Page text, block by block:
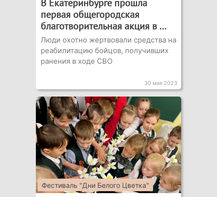
В Екатеринбурге прошла
первая общегородская
благотворительная акция в ...
Люди охотно жертвовали средства на
реабилитацию бойцов, получивших
ранения в ходе СВО
30 мая 2023
Фестиваль "Дни Белого Цветка"